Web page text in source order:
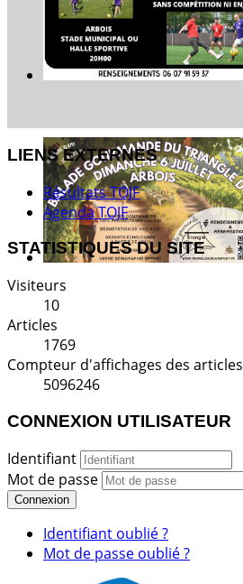
LIENS EXTERNES
Résultats TOJF
Agenda TOJF
STATISTIQUES DU SITE
Visiteurs
10
Articles
1769
Compteur d'affichages des articles
5096246
CONNEXION UTILISATEUR
Identifiant
Mot de passe
Connexion
Identifiant oublié ?
Mot de passe oublié ?